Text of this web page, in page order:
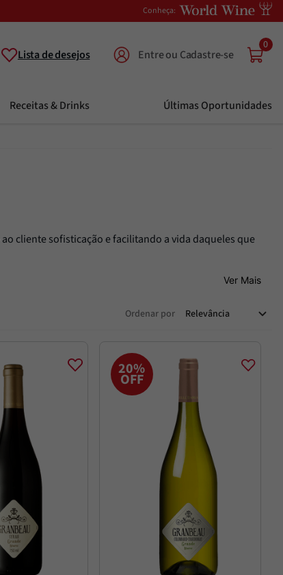
Conheça:
Lista de desejos
0
Receitas & Drinks Últimas Oportunidades
cliente sofisticação e facilitando a vida daqueles que
Ver Mais
Ordenar por Relevância
20%
OFF